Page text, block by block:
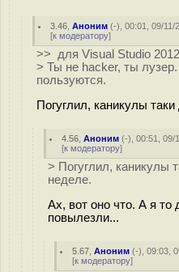
3.46 ,Аноним (-), 00:01, 09/11/
[к модератору]
>> для Visual Studio
> Ты не hacker, ты
пользуются.
Погуглил, каникулы
4.56 ,Аноним (-), 00:51, 09/
[к модератору]
> Погуглил, каникулы
неделе.
Ах, вот оно что. А я то
повылезли...
5.67 ,Аноним (-), 09:03,
[к модератору]